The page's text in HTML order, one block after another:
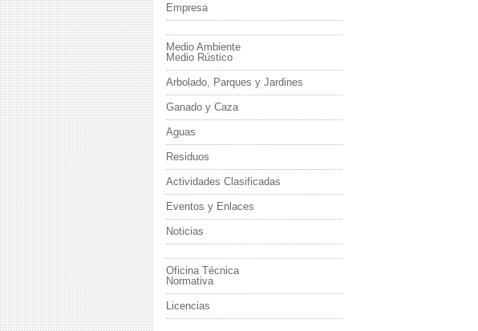
Empresa
Medio Ambiente
Medio Rústico
Arbolado, Parques y Jardines
Ganado y Caza
Aguas
Residuos
Actividades Clasificadas
Eventos y Enlaces
Noticias
Oficina Técnica
Normativa
Licencias